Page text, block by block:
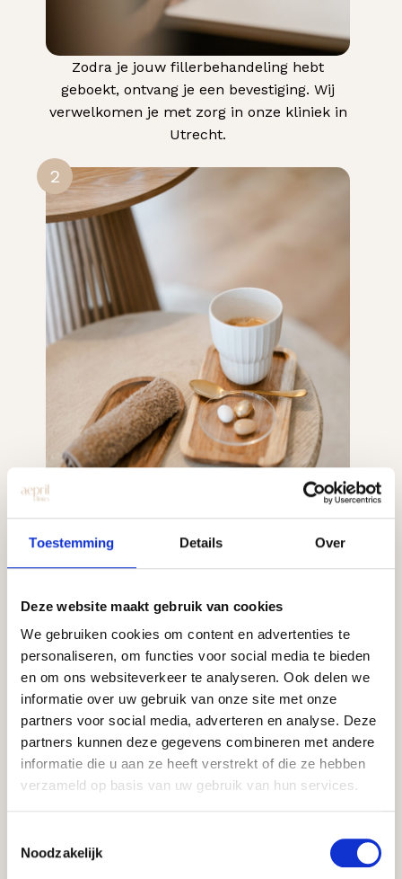
Toestemming Details Over
Deze website maakt gebruik van cookies
We gebruiken cookies om content en advertenties te
personaliseren, om functies voor social media te bieden
en om ons websiteverkeer te analyseren. Ook delen we
informatie over uw gebruik van onze site met onze
partners voor social media, adverteren en analyse. Deze
partners kunnen deze gegevens combineren met andere
informatie die u aan ze heeft verstrekt of die ze hebben
verzameld op basis van uw gebruik van hun services.
Noodzakelijk
Zodra je jouw fillerbehandeling hebt
geboekt, ontvang je een bevestiging. Wij
verwelkomen je met zorg in onze kliniek in
Utrecht.
2
Je wordt hartelijk ontvangen met een
warme handdoek, een drankje en iets
lekkers. Een moment van rust voordat je
behandeling start.
3